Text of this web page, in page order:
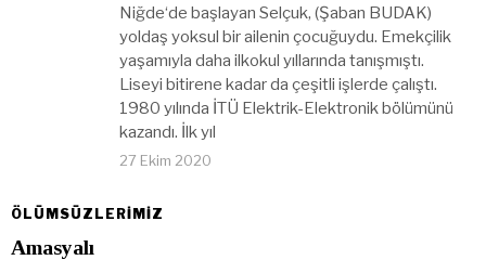
Niğde‘de başlayan Selçuk, (Şaban BUDAK)
yoldaş yoksul bir ailenin çocuğuydu. Emekçilik
yaşamıyla daha ilkokul yıllarında tanışmıştı.
Liseyi bitirene kadar da çeşitli işlerde çalıştı.
1980 yılında İTÜ Elektrik-Elektronik bölümünü
kazandı. İlk yıl
27 Ekim 2020
ÖLÜMSÜZLERİMİZ
Amasyalı